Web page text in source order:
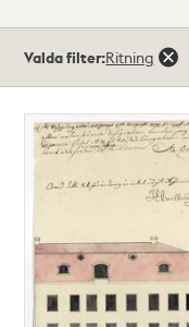
träffar
Valda filter:Ritning